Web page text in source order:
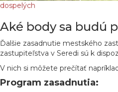
dospelých
Aké body sa budú
Ďalšie zasadnutie mestského
zastupiteľstva v Seredi sú k
V nich si môžete prečítať
Program zasadnutia: